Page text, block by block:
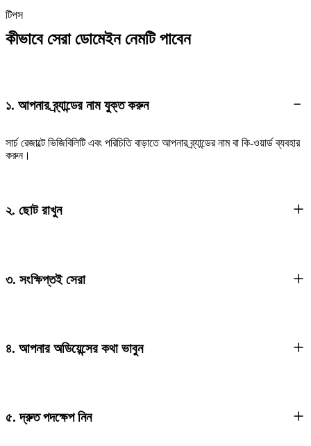
টিপস
কীভাবে সেরা ডোমেইন নেমটি পাবেন
১. আপনার ব্র্যান্ডের নাম যুক্ত করুন
সার্চ রেজাল্টে ভিজিবিলিটি এবং পরিচিতি বাড়াতে আপনার ব্র্যান্ডের নাম বা কি-ওয়ার্ড ব্যবহার
করুন।
২. ছোট রাখুন
৩. সংক্ষিপ্তই সেরা
৪. আপনার অডিয়েন্সের কথা ভাবুন
৫. দ্রুত পদক্ষেপ নিন